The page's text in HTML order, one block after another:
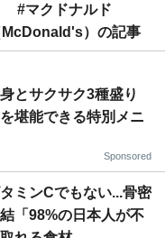
#マクドナルド
McDonald's）の記事
とサクサク3種盛り
堪能できる特別メニ
Sponsored
ミンCでもない...骨密
「98%の日本人が不